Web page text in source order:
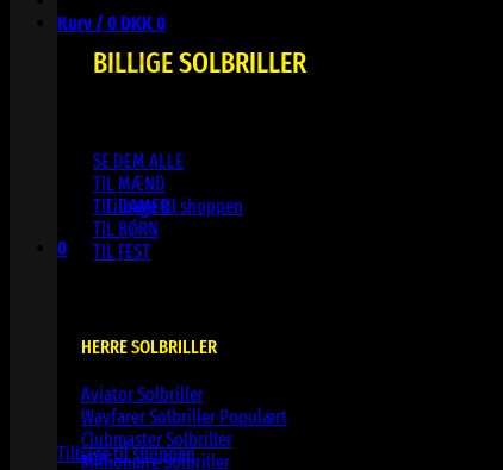
Kurv / 0DKK0
Ingen varer i kurven.
Tilbage til shoppen
0
Ingen varer i kurven.
Tilbage til shoppen
BILLIGE SOLBRILLER
SE DEM ALLE
TIL MÆND
TIL DAMER
TIL BØRN
TIL FEST
HERRE SOLBRILLER
Aviator Solbriller
Wayfarer Solbriller
Clubmaster Solbriller
Millionaire Solbriller